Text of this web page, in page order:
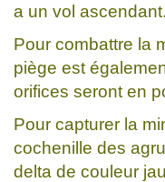
a un vol ascendant.
Pour combattre la
piège est
orifices seront en
Pour capturer la
cochenille des
delta de couleur